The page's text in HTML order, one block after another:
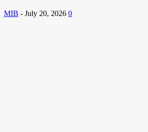
MIB - July 20, 2026 0